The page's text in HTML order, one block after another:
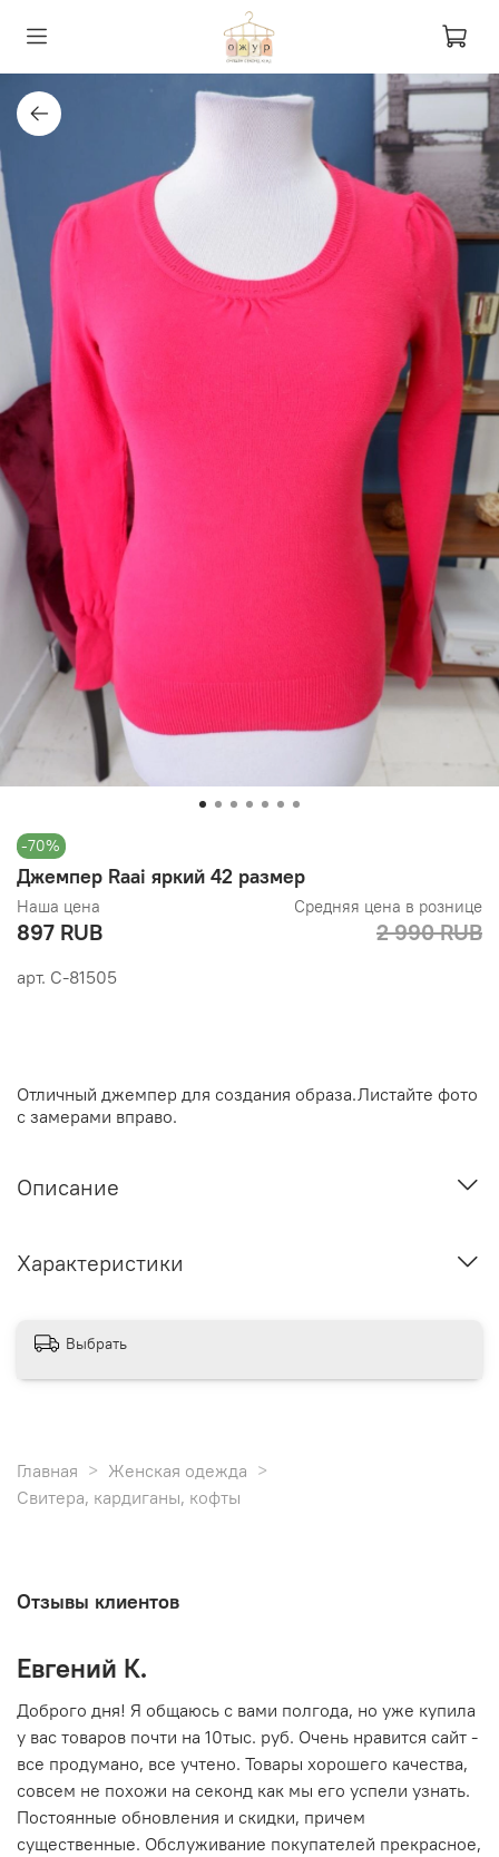
-70%
арт. С-81505
Джемпер Raai яркий 42 размер
Наша цена
897 RUB
Средняя цена в рознице
2 990 RUB
Отличный джемпер для создания образа.Листайте фото
с замерами вправо.
Описание
Характеристики
Выбрать
Главная
Женская одежда
Свитера, кардиганы, кофты
Отзывы клиентов
Евгений К.
Доброго дня! Я общаюсь с вами полгода, но уже купила
у вас товаров почти на 10тыс. руб. Очень нравится сайт -
все продумано, все учтено. Товары хорошего качества,
совсем не похожи на секонд как мы его успели узнать.
Постоянные обновления и скидки, причем
существенные. Обслуживание покупателей прекрасное,